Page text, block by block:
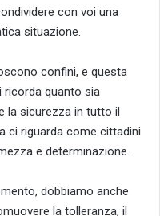
con voi una
situazione.
confini, e questa
ricorda quanto sia
la sicurezza in tutto il
ci riguarda come cittadini
e determinazione.
dobbiamo anche
la tolleranza, il